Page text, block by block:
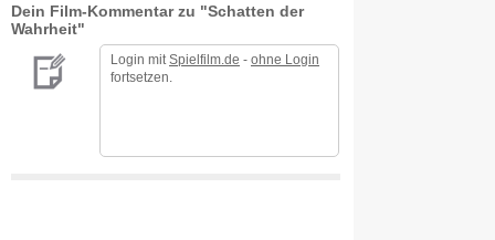
Dein Film-Kommentar zu "Schatten der
Wahrheit"
Login mit Spielfilm.de - ohne Login
fortsetzen.